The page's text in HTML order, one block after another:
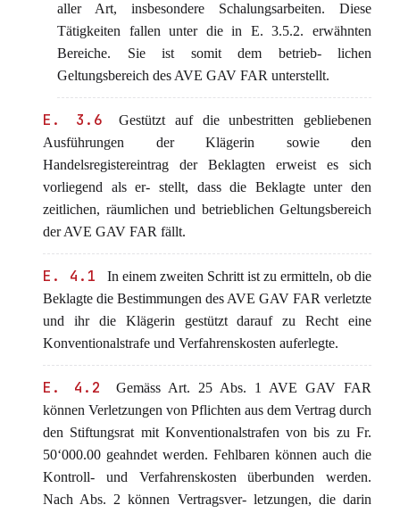
aller Art, insbesondere Schalungsarbeiten. Diese
Tätigkeiten fallen unter die in E. 3.5.2. erwähnten
Bereiche. Sie ist somit dem betrieb- lichen
Geltungsbereich des AVE GAV FAR unterstellt.
E. 3.6
Gestützt auf die unbestritten gebliebenen
Ausführungen der Klägerin sowie den
Handelsregistereintrag der Beklagten erweist es sich
vorliegend als er- stellt, dass die Beklagte unter den
zeitlichen, räumlichen und betrieblichen Geltungsbereich
der AVE GAV FAR fällt.
E. 4.1
In einem zweiten Schritt ist zu ermitteln, ob die
Beklagte die Bestimmungen des AVE GAV FAR verletzte
und ihr die Klägerin gestützt darauf zu Recht eine
Konventionalstrafe und Verfahrenskosten auferlegte.
E. 4.2
Gemäss Art. 25 Abs. 1 AVE GAV FAR
können Verletzungen von Pflichten aus dem Vertrag durch
den Stiftungsrat mit Konventionalstrafen von bis zu Fr.
50‘000.00 geahndet werden. Fehlbaren können auch die
Kontroll- und Verfahrenskosten überbunden werden.
Nach Abs. 2 können Vertragsver- letzungen, die darin